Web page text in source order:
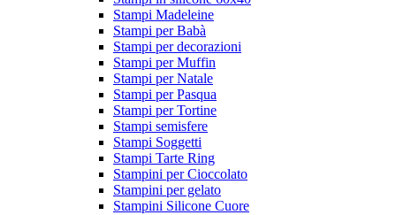
Stampi Madeleine
Stampi per Babà
Stampi per decorazioni
Stampi per Muffin
Stampi per Natale
Stampi per Pasqua
Stampi per Tortine
Stampi semisfere
Stampi Soggetti
Stampi Tarte Ring
Stampini per Cioccolato
Stampini per gelato
Stampini Silicone Cuore